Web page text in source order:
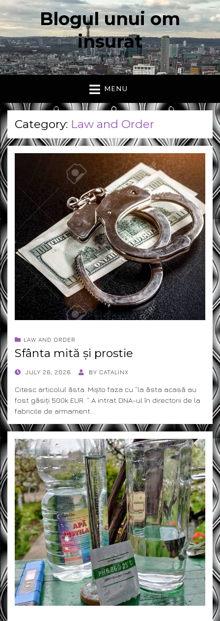
Blogul unui om
insurat
Aici vorbesc io, cu cuvintele mele. Declaratie….
MENU
Category: Law and Order
LAW AND ORDER
Sfânta mită și prostie
POSTED
JULY 26, 2026 BY CATALINX
Citesc articolul ăsta. Mișto faza cu ”la ăsta acasă au
fost găsiți 500k EUR. ” A intrat DNA-ul în directorii de la
fabricile de armament…